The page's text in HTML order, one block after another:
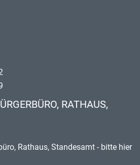
RATHAUS,
Rathaus, Standesamt - bitte hier